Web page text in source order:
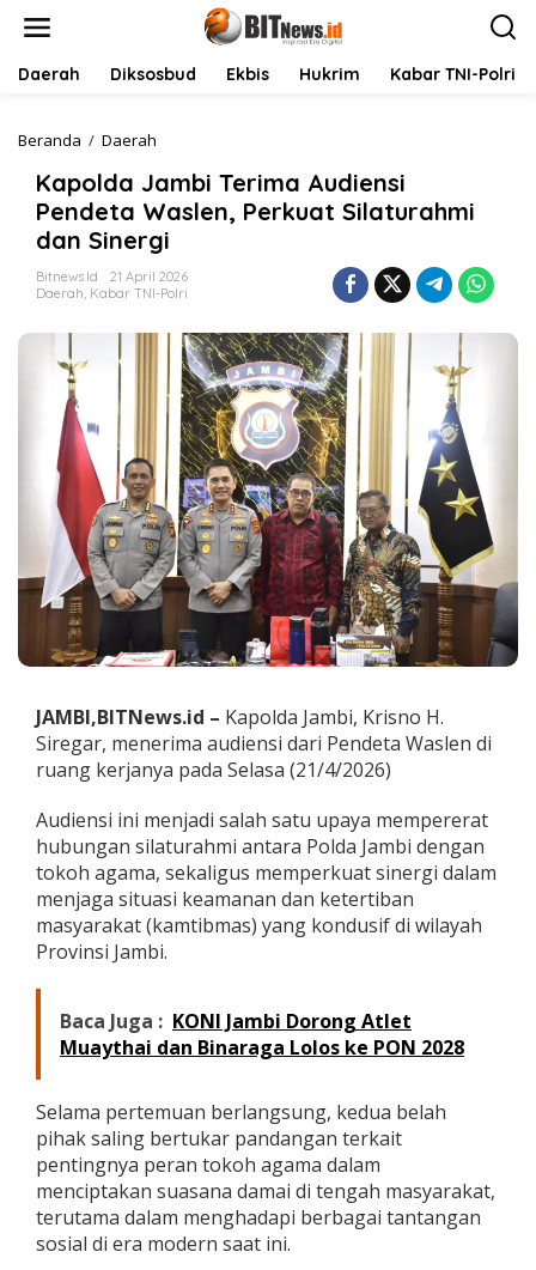
Daerah Diksosbud Ekbis Hukrim Kabar TNI-Polri
Beranda / Daerah
p
o
l
d
a
J
m
m
a
A
u
d
i
e
n
s
e
n
d
e
a
W
a
s
e
n
e
r
a
t
S
i
l
a
t
Kapolda Jambi Terima Audiensi
Pendeta Waslen, Perkuat Silaturahmi
dan Sinergi
Bitnews.id
21 April 2026
Daerah, Kabar TNI-Polri
JAMBI,BITNews.id – Kapolda Jambi, Krisno H.
Siregar, menerima audiensi dari Pendeta Waslen di
ruang kerjanya pada Selasa (21/4/2026)
Audiensi ini menjadi salah satu upaya mempererat
hubungan silaturahmi antara Polda Jambi dengan
tokoh agama, sekaligus memperkuat sinergi dalam
menjaga situasi keamanan dan ketertiban
masyarakat (kamtibmas) yang kondusif di wilayah
Provinsi Jambi.
Baca Juga : KONI Jambi Dorong Atlet
Muaythai dan Binaraga Lolos ke PON 2028
Selama pertemuan berlangsung, kedua belah
pihak saling bertukar pandangan terkait
pentingnya peran tokoh agama dalam
menciptakan suasana damai di tengah masyarakat,
terutama dalam menghadapi berbagai tantangan
sosial di era modern saat ini.